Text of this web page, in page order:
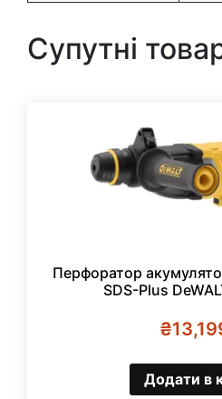
Супутні
Перфоратор
SDS-Plus
₴
Додати в